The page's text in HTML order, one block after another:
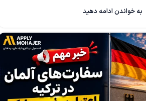
به خواندن ادامه دهید